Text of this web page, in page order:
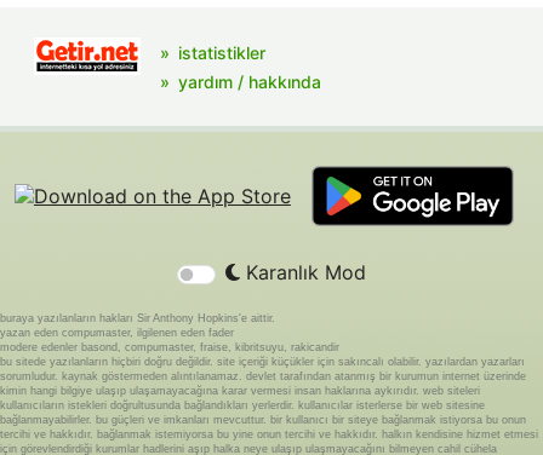
istatistikler
yardım / hakkında
Karanlık Mod
buraya yazılanların hakları Sir Anthony Hopkins'e aittir.
yazan eden compumaster, ilgilenen eden fader
modere edenler basond, compumaster, fraise, kibritsuyu, rakicandir
bu sitede yazılanların hiçbiri doğru değildir. site içeriği küçükler için sakıncalı olabilir. yazılardan yazarları
sorumludur. kaynak göstermeden alıntılanamaz. devlet tarafından atanmış bir kurumun internet üzerinde
kimin hangi bilgiye ulaşıp ulaşamayacağına karar vermesi insan haklarına aykırıdır. web siteleri
kullanıcıların istekleri doğrultusunda bağlandıkları yerlerdir. kullanıcılar isterlerse bir web sitesine
bağlanmayabilirler. bu güçleri ve imkanları mevcuttur. bir kullanıcı bir siteye bağlanmak istiyorsa bu onun
tercihi ve hakkıdır. bağlanmak istemiyorsa bu yine onun tercihi ve hakkıdır. halkın kendisine hizmet etmesi
için görevlendirdiği kurumlar hadlerini aşıp halka neye ulaşıp ulaşmayacağını bilmeyen cahil cühela